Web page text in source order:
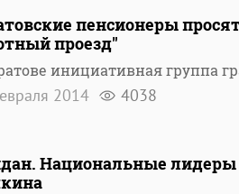
пенсионеры
проезд"
инициативная группа
2014 4038
Национальные лидеры